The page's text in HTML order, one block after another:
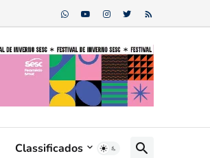
Classificados